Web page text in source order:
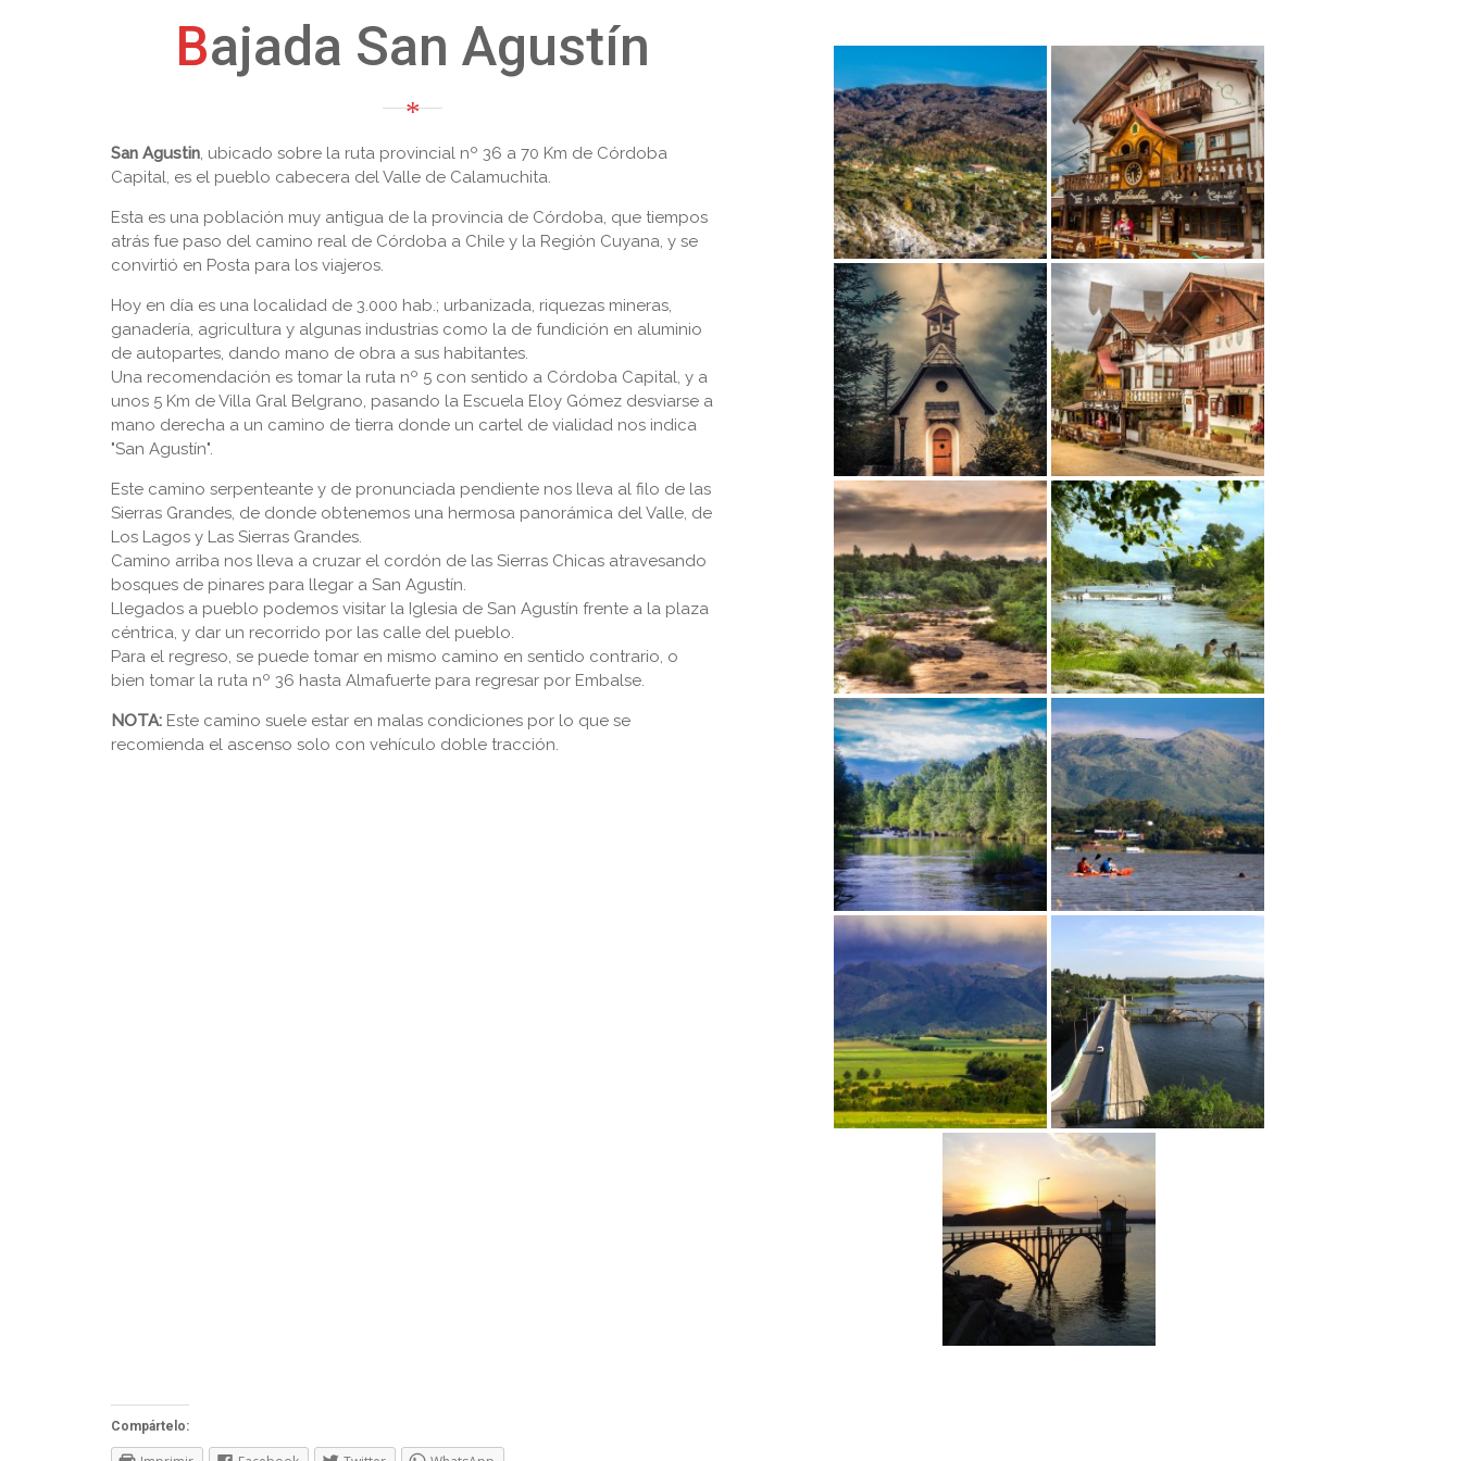
Bajada San Agustín
San Agustin, ubicado sobre la ruta provincial nº 36 a 70 Km de Córdoba
Capital, es el pueblo cabecera del Valle de Calamuchita.
Esta es una población muy antigua de la provincia de Córdoba, que tiempos
atrás fue paso del camino real de Córdoba a Chile y la Región Cuyana, y se
convirtió en Posta para los viajeros.
Hoy en día es una localidad de 3.000 hab.; urbanizada, riquezas mineras,
ganadería, agricultura y algunas industrias como la de fundición en aluminio
de autopartes, dando mano de obra a sus habitantes.
Una recomendación es tomar la ruta nº 5 con sentido a Córdoba Capital, y a
unos 5 Km de Villa Gral Belgrano, pasando la Escuela Eloy Gómez desviarse a
mano derecha a un camino de tierra donde un cartel de vialidad nos indica
"San Agustín".
Este camino serpenteante y de pronunciada pendiente nos lleva al filo de las
Sierras Grandes, de donde obtenemos una hermosa panorámica del Valle, de
Los Lagos y Las Sierras Grandes.
Camino arriba nos lleva a cruzar el cordón de las Sierras Chicas atravesando
bosques de pinares para llegar a San Agustín.
Llegados a pueblo podemos visitar la Iglesia de San Agustín frente a la plaza
céntrica, y dar un recorrido por las calle del pueblo.
Para el regreso, se puede tomar en mismo camino en sentido contrario, o
bien tomar la ruta nº 36 hasta Almafuerte para regresar por Embalse.
NOTA: Este camino suele estar en malas condiciones por lo que se
recomienda el ascenso solo con vehículo doble tracción.
Compártelo: